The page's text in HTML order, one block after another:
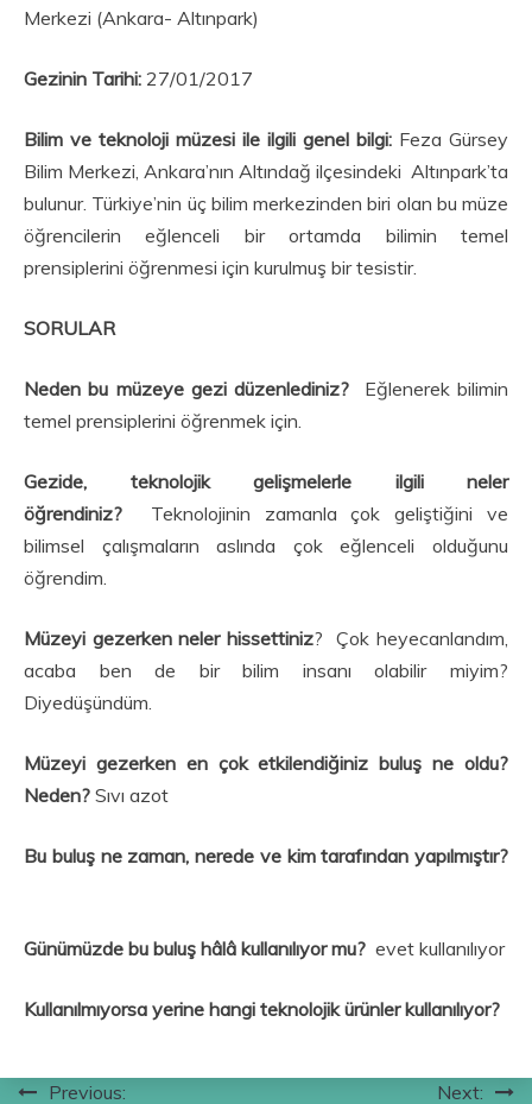
Merkezi (Ankara- Altınpark)
Gezinin Tarihi: 27/01/2017
Bilim ve teknoloji müzesi ile ilgili genel bilgi: Feza Gürsey
Bilim Merkezi, Ankara’nın Altındağ ilçesindeki Altınpark’ta
bulunur. Türkiye’nin üç bilim merkezinden biri olan bu müze
öğrencilerin eğlenceli bir ortamda bilimin temel
prensiplerini öğrenmesi için kurulmuş bir tesistir.
SORULAR
Neden bu müzeye gezi düzenlediniz? Eğlenerek bilimin
temel prensiplerini öğrenmek için.
Gezide, teknolojik gelişmelerle ilgili neler
öğrendiniz? Teknolojinin zamanla çok geliştiğini ve
bilimsel çalışmaların aslında çok eğlenceli olduğunu
öğrendim.
Müzeyi gezerken neler hissettiniz? Çok heyecanlandım,
acaba ben de bir bilim insanı olabilir miyim?
Diyedüşündüm.
Müzeyi gezerken en çok etkilendiğiniz buluş ne oldu?
Neden? Sıvı azot
Bu buluş ne zaman, nerede ve kim tarafından yapılmıştır?
Günümüzde bu buluş hâlâ kullanılıyor mu? evet kullanılıyor
Kullanılmıyorsa yerine hangi teknolojik ürünler kullanılıyor?
Previous: Next: